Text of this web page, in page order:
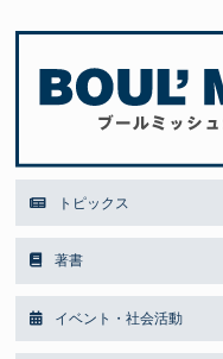
トピックス
著書
イベント・社会活動